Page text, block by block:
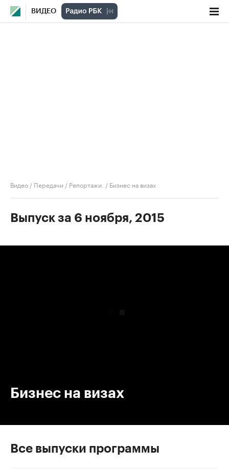
ВИДЕО
Видео / Передачи / Репортажи. / Бизнес на визах
Выпуск за 6 ноября, 2015
Бизнес на визах
Все выпуски программы